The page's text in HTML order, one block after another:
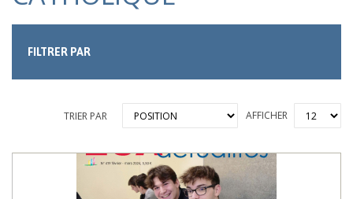
AFFICHER
TRIER PAR
FILTRER PAR